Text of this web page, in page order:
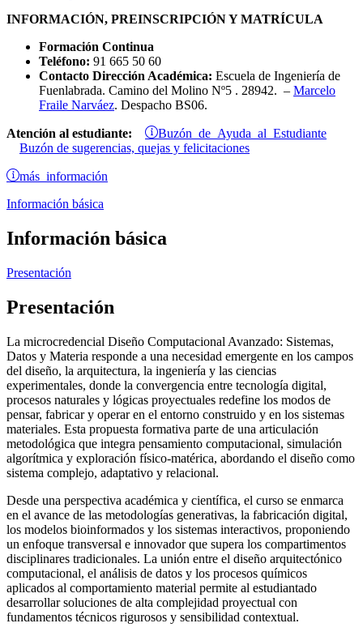
INFORMACIÓN, PREINSCRIPCIÓN Y MATRÍCULA
Formación Continua
Teléfono: 91 665 50 60
Contacto Dirección Académica: Escuela de Ingeniería de
Fuenlabrada. Camino del Molino Nº5 . 28942. – Marcelo
Fraile Narváez. Despacho BS06.
Atención al estudiante: Buzón de Ayuda al Estudiante
Buzón de sugerencias, quejas y felicitaciones
más información
Información básica
Información básica
Presentación
Presentación
La microcredencial Diseño Computacional Avanzado: Sistemas,
Datos y Materia responde a una necesidad emergente en los campos
del diseño, la arquitectura, la ingeniería y las ciencias
experimentales, donde la convergencia entre tecnología digital,
procesos naturales y lógicas proyectuales redefine los modos de
pensar, fabricar y operar en el entorno construido y en los sistemas
materiales. Esta propuesta formativa parte de una articulación
metodológica que integra pensamiento computacional, simulación
algorítmica y exploración físico-matérica, abordando el diseño como
sistema complejo, adaptativo y relacional.
Desde una perspectiva académica y científica, el curso se enmarca
en el avance de las metodologías generativas, la fabricación digital,
los modelos bioinformados y los sistemas interactivos, proponiendo
un enfoque transversal e innovador que supera los compartimentos
disciplinares tradicionales. La unión entre el diseño arquitectónico
computacional, el análisis de datos y los procesos químicos
aplicados al comportamiento material permite al estudiantado
desarrollar soluciones de alta complejidad proyectual con
fundamentos técnicos rigurosos y sensibilidad contextual.